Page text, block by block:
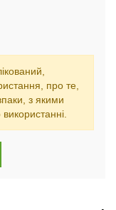
про те,
з якими